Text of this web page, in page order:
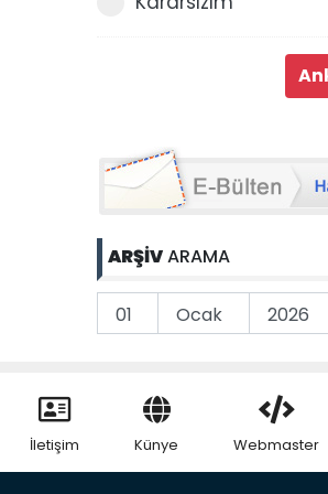
ARŞİVARAMA
İletişim Künye Webmaster